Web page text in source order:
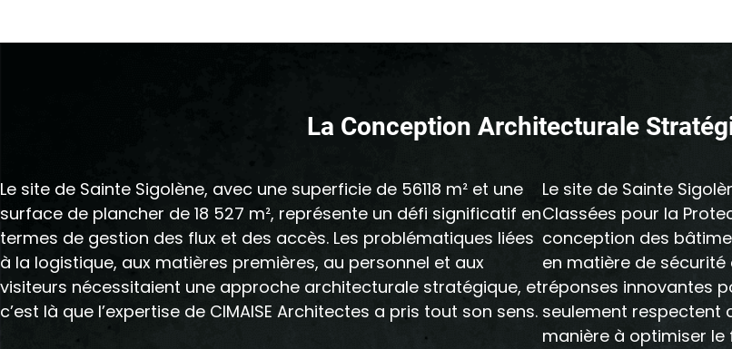
La Conception Architecturale
Le site de Sainte Sigolène, avec une superficie de 56118 m² et une
surface de plancher de 18 527 m², représente un défi significatif en
termes de gestion des flux et des accès. Les problématiques liées
à la logistique, aux matières premières, au personnel et aux
visiteurs nécessitaient une approche architecturale stratégique, et
c’est là que l’expertise de CIMAISE Architectes a pris tout son sens.
Le site de Sainte
Classées pour la
conception des
en matière de sécurité
réponses innovantes
seulement respectent
manière à optimiser